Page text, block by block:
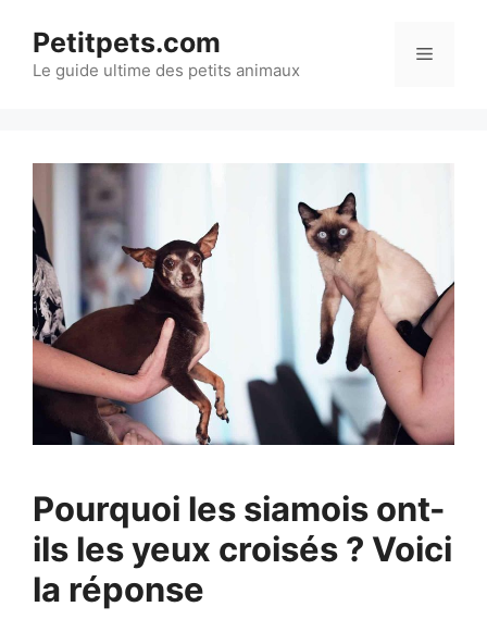
contenu
Petitpets.com
Le guide ultime des petits animaux
Menu
Pourquoi les siamois ont-
ils les yeux croisés ? Voici
la réponse